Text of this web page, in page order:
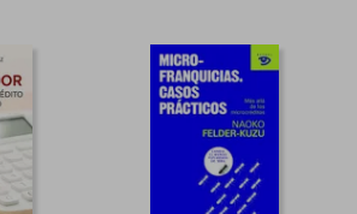
$ 44.426
50%
dcto.